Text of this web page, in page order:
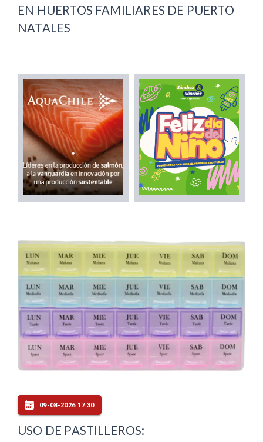
EN HUERTOS FAMILIARES DE PUERTO
NATALES
09-08-2026 17:30
USO DE PASTILLEROS: